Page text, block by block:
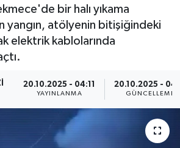
bir halı yıkama
yangın, atölyenin bitişiğindeki
elektrik kablolarında
20.10.2025 - 04:11
YAYINLANMA
20.10.2025 -
GÜNCELLEME